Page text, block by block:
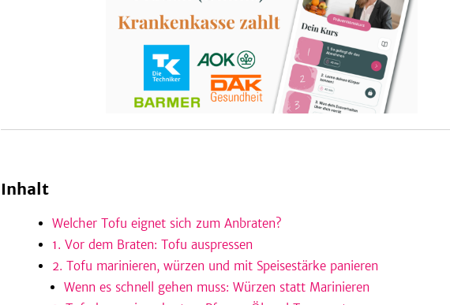
Inhalt
Welcher Tofu eignet sich zum Anbraten?
1. Vor dem Braten: Tofu auspressen
2. Tofu marinieren, würzen und mit Speisestärke panieren
Wenn es schnell gehen muss: Würzen statt Marinieren